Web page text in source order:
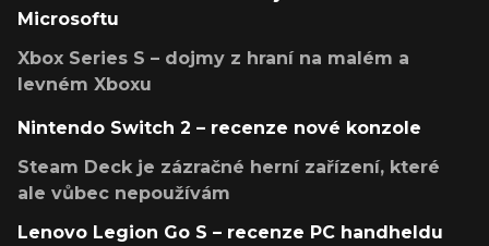
Microsoftu
Xbox Series S – dojmy z hraní na malém a
levném Xboxu
Nintendo Switch 2 – recenze nové konzole
Steam Deck je zázračné herní zařízení, které
ale vůbec nepoužívám
Lenovo Legion Go S – recenze PC handheldu